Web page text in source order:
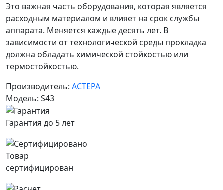
Это важная часть оборудования, которая является
расходным материалом и влияет на срок службы
аппарата. Меняется каждые десять лет. В
зависимости от технологической среды прокладка
должна обладать химической стойкостью или
термостойкостью.
Производитель: АСТЕРА
Модель: S43
Гарантия до 5 лет
Товар
сертифицирован